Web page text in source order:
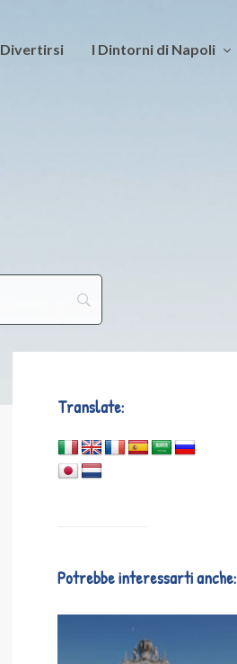
Divertirsi I Dintorni di Napoli
Translate:
Potrebbe interessarti anche: